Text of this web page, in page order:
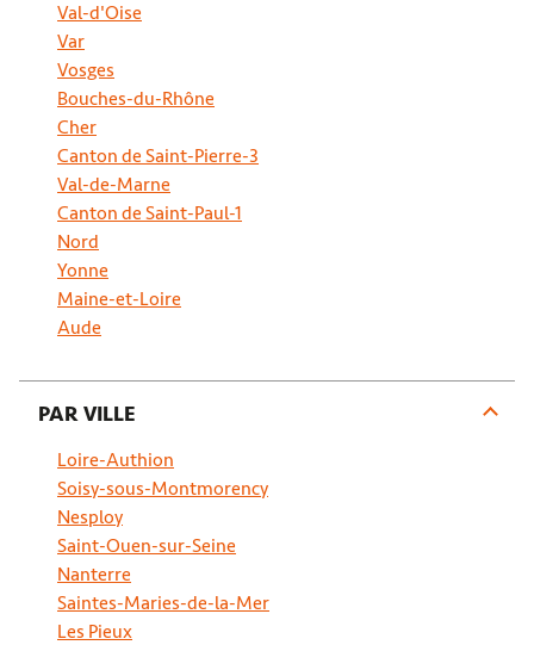
Fermé.
10 Rue des Broderies 78310 Coignières
06 67 49 67 57
FDV AUTO À BUC
6 Av. Morane Saulnier 78530 Buc
06 35 17 01 80
LE PERRAY DEPANNAGE
Fermé.Ouvre à 08:00
14 Rue de Paris 78610 Le Perray-En-Yvelines
Val-d'Oise
Var
Vosges
Bouches-du-Rhône
Cher
Canton de Saint-Pierre-3
Val-de-Marne
Canton de Saint-Paul-1
Nord
Yonne
Maine-et-Loire
Aude
PAR VILLE
Loire-Authion
Soisy-sous-Montmorency
Nesploy
Saint-Ouen-sur-Seine
Nanterre
Saintes-Maries-de-la-Mer
Les Pieux